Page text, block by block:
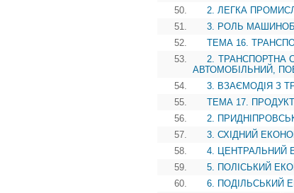
50.
2. ЛЕГКА
51.
3. РОЛЬ
52.
ТЕМА 16.
53.
2. ТРАНСПОРТНА
АВТОМОБІЛЬНИЙ,
54.
3. ВЗАЄМОДІЯ З
55.
ТЕМА 17.
56.
2.
57.
3. СХІДНИЙ
58.
4. ЦЕНТРАЛЬНИЙ
59.
5. ПОЛІСЬКИЙ
60.
6. ПОДІЛЬСЬКИЙ